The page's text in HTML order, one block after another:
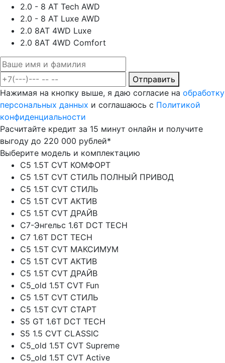
2.0 - 8 AT Tech AWD
2.0 - 8 AT Luxe AWD
2.0 8AT 4WD Luxe
2.0 8AT 4WD Comfort
Отправить
Нажимая на кнопку выше, я даю согласие на обработку
персональных данных и соглашаюсь с Политикой
конфиденциальности
Расчитайте кредит за 15 минут онлайн и получите
выгоду до 220 000 рублей*
Выберите модель и комплектацию
C5 1.5T CVT КОМФОРТ
C5 1.5T CVT СТИЛЬ ПОЛНЫЙ ПРИВОД
C5 1.5T CVT СТИЛЬ
C5 1.5T CVT АКТИВ
C5 1.5T CVT ДРАЙВ
C7-Энгельс 1.6T DCT TECH
C7 1.6T DCT TECH
C5 1.5T CVT МАКСИМУМ
C5 1.5T CVT АКТИВ
C5 1.5T CVT ДРАЙВ
C5_old 1.5T CVT Fun
C5 1.5T CVT СТИЛЬ
C5 1.5T CVT СТАРТ
S5 GT 1.6T DCT TECH
S5 1.5 CVT CLASSIC
C5_old 1.5T CVT Supreme
C5_old 1.5T CVT Active